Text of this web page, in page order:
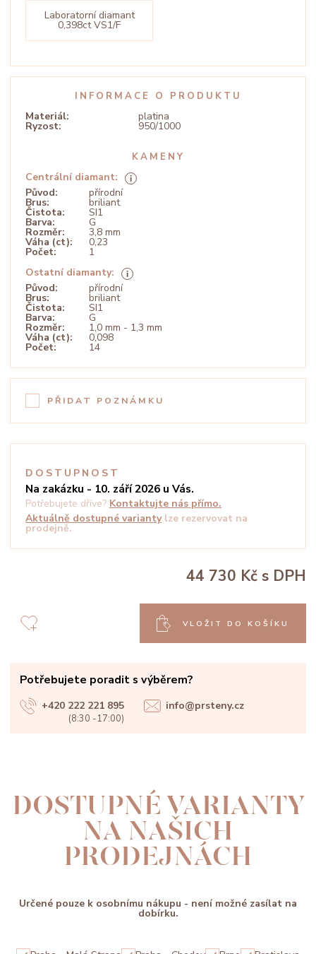
Laboratorní diamant
0,398ct VS1/F
INFORMACE O PRODUKTU
Materiál: platina
Ryzost: 950/1000
KAMENY
Centrální diamant:
Původ:
přírodní
Brus: briliant
Čistota: SI1
Barva: G
Rozměr: 3,8 mm
Váha (ct): 0,23
Počet:
1
Ostatní diamanty:
Původ:
přírodní
Brus: briliant
Čistota: SI1
Barva: G
Rozměr: 1,0 mm - 1,3 mm
Váha (ct): 0,098
Počet: 14
PŘIDAT POZNÁMKU
DOSTUPNOST
Na zakázku - 10. září 2026 u Vás.
Potřebujete dříve? Kontaktujte nás přímo.
Aktuálně dostupné varianty lze rezervovat na
prodejně.
44 730 Kč s DPH
VLOŽIT DO KOŠÍKU
Potřebujete poradit s výběrem?
+420 222 221 895
(8:30 -17:00)
info@prsteny.cz
DOSTUPNÉ VARIANTY
NA NAŠICH
PRODEJNÁCH
Určené pouze k osobnímu nákupu - není možné zasílat na
dobírku.